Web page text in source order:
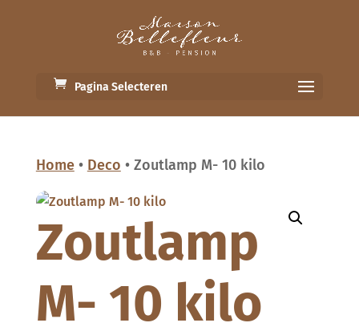
Pagina Selecteren
Home• Deco • Zoutlamp M- 10 kilo
Zoutlamp
M- 10 kilo